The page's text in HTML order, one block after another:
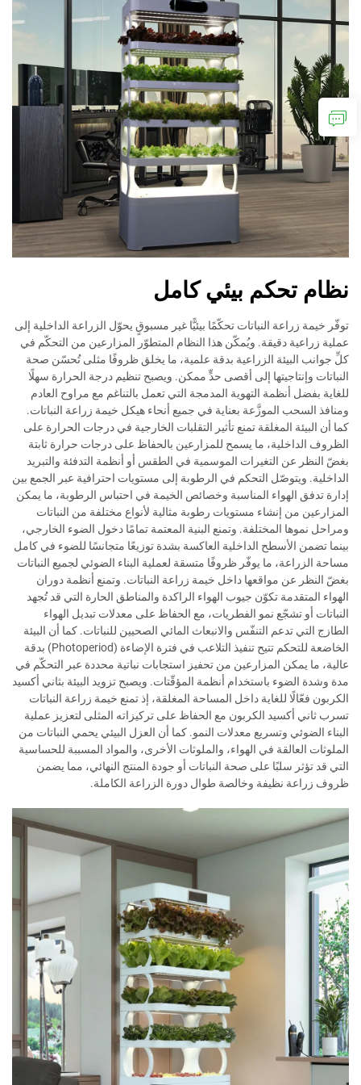
نظام تحكم بيئي كامل
توفّر خيمة زراعة النباتات تحكّمًا بيئيًّا غير مسبوقٍ يحوّل الزراعة الداخلية إلى
عملية زراعية دقيقة. ويُمكّن هذا النظام المتطوّر المزارعين من التحكّم في
كلِّ جوانب البيئة الزراعية بدقة علمية، ما يخلق ظروفًا مثلى تُحسّن صحة
النباتات وإنتاجيتها إلى أقصى حدٍّ ممكن. ويصبح تنظيم درجة الحرارة سهلًا
للغاية بفضل أنظمة التهوية المدمجة التي تعمل بالتناغم مع مراوح العادم
ومنافذ السحب الموزَّعة بعناية في جميع أنحاء هيكل خيمة زراعة النباتات.
كما أن البيئة المغلقة تمنع تأثير التقلبات الخارجية في درجات الحرارة على
الظروف الداخلية، ما يسمح للمزارعين بالحفاظ على درجات حرارة ثابتة
بغضّ النظر عن التغيرات الموسمية في الطقس أو أنظمة التدفئة والتبريد
الداخلية. ويتوصّل التحكم في الرطوبة إلى مستويات احترافية عبر الجمع بين
إدارة تدفق الهواء المناسبة وخصائص الخيمة في احتباس الرطوبة، ما يمكن
المزارعين من إنشاء مستويات رطوبة مثالية لأنواع مختلفة من النباتات
ومراحل نموها المختلفة. وتمنع البنية المعتمة تمامًا دخول الضوء الخارجي،
بينما تضمن الأسطح الداخلية العاكسة بشدة توزيعًا متجانسًا للضوء في كامل
مساحة الزراعة، ما يوفّر ظروفًا متسقة لعملية البناء الضوئي لجميع النباتات
بغضّ النظر عن مواقعها داخل خيمة زراعة النباتات. وتمنع أنظمة دوران
الهواء المتقدمة تكوّن جيوب الهواء الراكدة والمناطق الحارة التي قد تُجهد
النباتات أو تشجّع نمو الفطريات، مع الحفاظ على معدلات تبديل الهواء
الطازج التي تدعم التنفّس والانبعاث المائي الصحيين للنباتات. كما أن البيئة
الخاضعة للتحكم تتيح تنفيذ التلاعب في فترة الإضاءة (Photoperiod) بدقة
عالية، ما يمكن المزارعين من تحفيز استجابات نباتية محددة عبر التحكّم في
مدة وشدة الضوء باستخدام أنظمة المؤقّتات. ويصبح تزويد البيئة بثاني أكسيد
الكربون فعّالًا للغاية داخل المساحة المغلقة، إذ تمنع خيمة زراعة النباتات
تسرب ثاني أكسيد الكربون مع الحفاظ على تركيزاته المثلى لتعزيز عملية
البناء الضوئي وتسريع معدلات النمو. كما أن العزل البيئي يحمي النباتات من
الملوثات العالقة في الهواء، والملوثات الأخرى، والمواد المسببة للحساسية
التي قد تؤثر سلبًا على صحة النباتات أو جودة المنتج النهائي، مما يضمن
ظروف زراعة نظيفة وخالصة طوال دورة الزراعة الكاملة.